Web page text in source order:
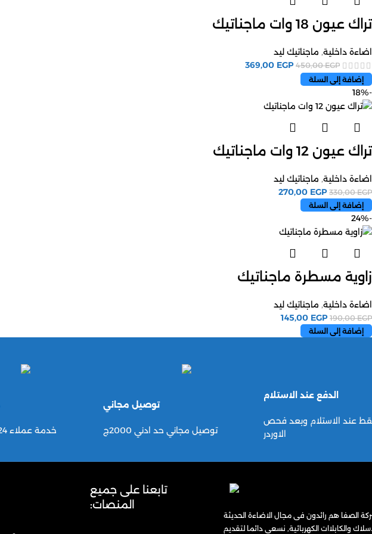
تراك عيون 18 وات ماجناتيك
اضاءة داخلية, ماجناتيك ليد
450,00EGP
369,00 EGP
إضافة إلى السلة
-18%
تراك عيون 12 وات ماجناتيك
اضاءة داخلية, ماجناتيك ليد
330,00EGP
270,00 EGP
إضافة إلى السلة
-24%
زاوية مسطرة ماجناتيك
اضاءة داخلية, ماجناتيك ليد
190,00EGP
145,00 EGP
إضافة إلى السلة
الدفع عند الاستلام
عند الاستلام وبعد فحص
الاوردر
توصيل مجاني
توصيل مجاني حد ادني 2000ج خدمة عملاء 24 ساعة لخدمتك
الصفا هم رائدون فى مجال الاضاءة الحديثة
والكابلاات الكهربائية, نسعي دائما لتقديم
تابعنا على جميع
المنصات: